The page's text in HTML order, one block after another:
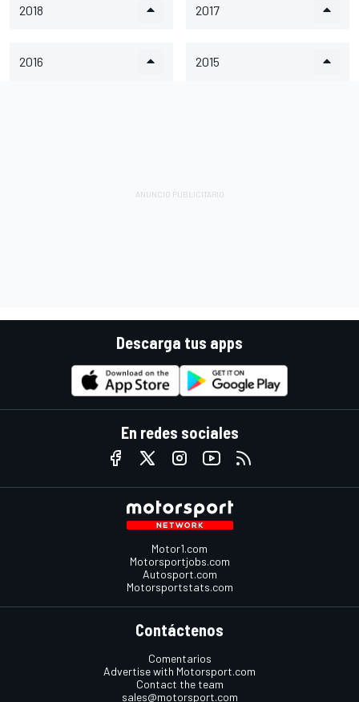
2018 2017
2016 2015
Descarga tus apps
En redes sociales
Motor1.com
Motorsportjobs.com
Autosport.com
Motorsportstats.com
Contáctenos
Comentarios
Advertise with Motorsport.com
Contact the team
sales@motorsport.com